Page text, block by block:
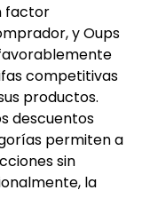
factor
y Oups
competitivas
productos.
descuentos
permiten a
sin
la